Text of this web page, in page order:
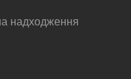
надходження